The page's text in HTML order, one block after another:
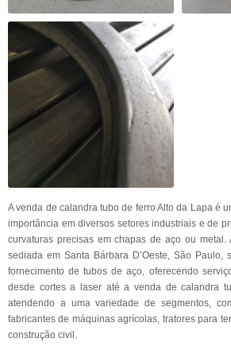
A venda de calandra tubo de ferro Alto da Lapa é
importância em diversos setores industriais e de
curvaturas precisas em chapas de aço ou metal.
sediada em Santa Bárbara D’Oeste, São Paulo,
fornecimento de tubos de aço, oferecendo
desde cortes a laser até a venda de calandra
atendendo a uma variedade de segmentos,
fabricantes de máquinas agrícolas, tratores para
construção civil.